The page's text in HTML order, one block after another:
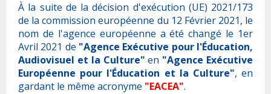
À la suite de la décision d'exécution (UE) 2021/173
de la commission européenne du 12 Février 2021, le
nom de l'agence européenne a été changé le 1er
Avril 2021 de "Agence Exécutive pour l'Éducation,
Audiovisuel et la Culture" en "Agence Exécutive
Européenne pour l'Éducation et la Culture", en
gardant le même acronyme "EACEA".